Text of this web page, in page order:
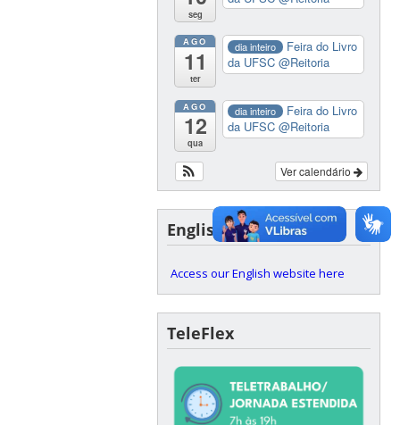
seg
AGO
11
ter
dia inteiro
Feira do Livro
da UFSC@Reitoria
AGO
12
qua
dia inteiro
Feira do Livro
da UFSC@Reitoria
Ver calendário
English version
Access our English website here
TeleFlex